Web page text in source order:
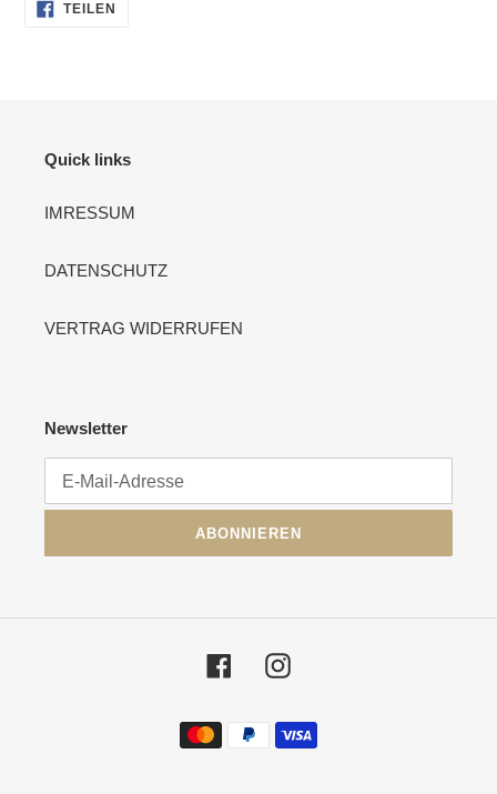
TEILEN
Quick links
IMRESSUM
DATENSCHUTZ
VERTRAG WIDERRUFEN
Newsletter
ABONNIEREN
FacebookInstagram
Zahlungsmethoden